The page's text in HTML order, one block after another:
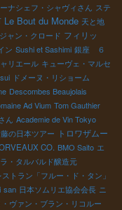
ナシェフ・シャヴィさん ステ
Le Bout du Monde 天と地
ジャン・クロード フィリッ
ン Sushi et Sashimi 銀座 ６
リエール キューヴェ・マルセ
ドメーヌ・リショーム
Descombes Beaujolais
Ad Vium Tom Gauthier
ん Academie de Vin Tokyo
の日本ツアー トロワザムー
CO. BMO Saito エ
ラ・タルバルド醸造元
ストラン「フルー・ド・タン」
san 日本ソムリエ協会会長 ニ
ヴァン・ブラン・リコルー